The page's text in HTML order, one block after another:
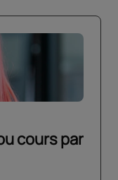
cours par